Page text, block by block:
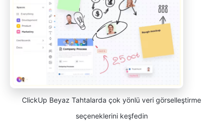
ClickUp Beyaz Tahtalarda çok yönlü veri görselleştirme
seçeneklerini keşfedin